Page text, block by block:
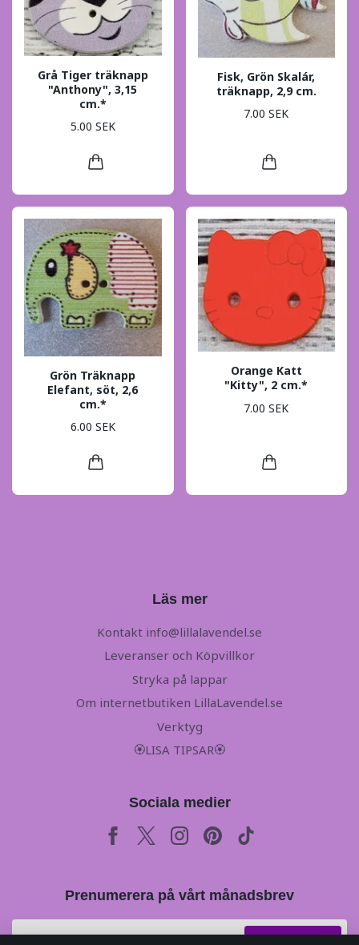
Grå Tiger träknapp
"Anthony", 3,15
cm.*
5.00 SEK
Fisk, Grön Skalár,
träknapp, 2,9 cm.
7.00 SEK
Grön Träknapp
Elefant, söt, 2,6
cm.*
6.00 SEK
Orange Katt
"Kitty", 2 cm.*
7.00 SEK
Läs mer
Kontakt info@lillalavendel.se
Leveranser och Köpvillkor
Stryka på lappar
Om internetbutiken LillaLavendel.se
Verktyg
🏵LISA TIPSAR🏵
Sociala medier
Prenumerera på vårt månadsbrev